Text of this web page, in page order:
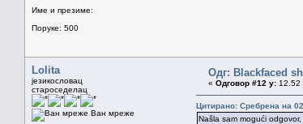
Име и презиме:
Поруке: 500
Lolita
језикословац
староседелац
Ван мреже
Одг: Blackfaced
« Одговор #12 у: 12.52
Цитирано: Сребрена на
Našla sam mogući